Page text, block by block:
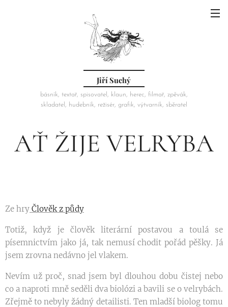
Jiří Suchý
básník, textař, spisovatel, klaun, herec, filmař, zpěvák,
skladatel, hudebník, režisér, grafik, výtvarník, sběratel
AŤ ŽIJE VELRYBA
Ze hry Člověk z půdy
Totiž, když je člověk literární postavou a toulá se
písemnictvím jako já, tak nemusí chodit pořád pěšky. Já
jsem zrovna nedávno jel vlakem.
Nevím už proč, snad jsem byl dlouhou dobu čistej nebo
co a naproti mně seděli dva biolózi a bavili se o velrybách.
Zřejmě to nebyly žádný detailisti. Ten mladší biolog tomu